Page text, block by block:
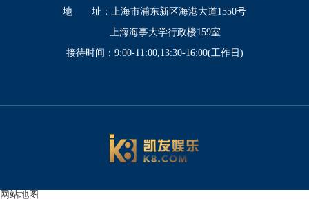
地 址：上海市浦东新区海港大道1550号
上海海事大学行政楼159室
接待时间：9:00-11:00,13:30-16:00(工作日)
网站地图